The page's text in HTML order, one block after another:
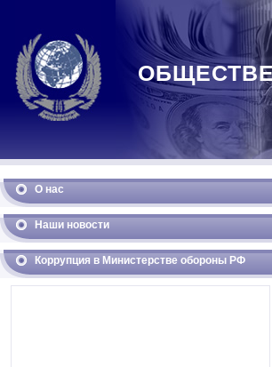
О нас
Наши новости
Коррупция в Министерстве обороны РФ